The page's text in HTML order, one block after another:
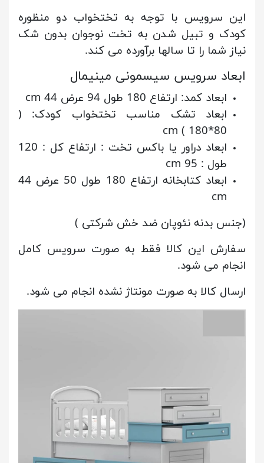
این سرویس با توجه به تختخواب دو منظوره
کودک و تبیل شدن به تخت نوجوان بدون شک
نیاز شما را تا سالها برآورده می کند.
ابعاد سرویس سیسمونی مینیمال
ابعاد کمد: ارتفاع 180 طول 94 عرض 44 cm
ابعاد تشک مناسب تختخواب کودک: (
80*180 ) cm
ابعاد دراور یا باکس تخت : ارتفاع کل : 120
طول : cm 95
ابعاد کتابخانه ارتفاع 180 طول 50 عرض 44
cm
(جنس بدنه نئوپان ضد خش شرکتی )
سفارش این کالا فقط به صورت سرویس کامل
انجام می شود.
ارسال کالا به صورت مونتاژ نشده انجام می شود.